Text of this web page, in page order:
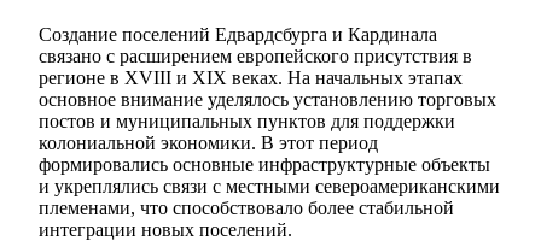
Создание поселений Едвардсбурга и Кардинала
связано с расширением европейского присутствия в
регионе в XVIII и XIX веках. На начальных этапах
основное внимание уделялось установлению торговых
постов и муниципальных пунктов для поддержки
колониальной экономики. В этот период
формировались основные инфраструктурные объекты
и укреплялись связи с местными североамериканскими
племенами, что способствовало более стабильной
интеграции новых поселений.